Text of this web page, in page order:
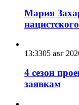
Мария
13:3305 авг
4 сезон
заявкам